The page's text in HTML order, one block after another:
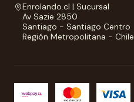
Enrolando.cl | Sucursal
Av Sazie 2850
Santiago - Santiago Centro
Región Metropolitana - Chile